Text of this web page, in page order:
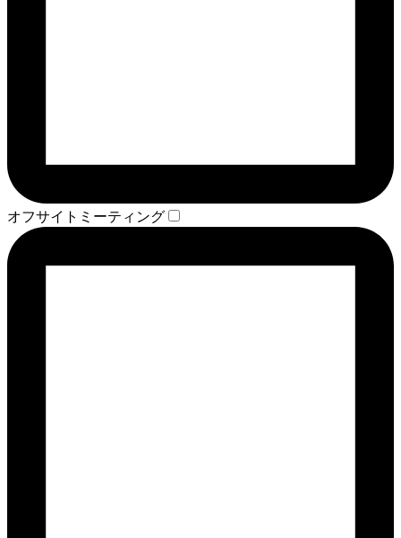
オフサイトミーティング